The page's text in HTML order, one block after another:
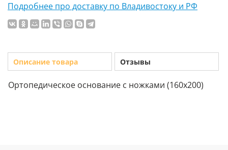
Подробнее про доставку по Владивостоку и РФ
Описание товара Отзывы
Ортопедическое основание с ножками (160х200)